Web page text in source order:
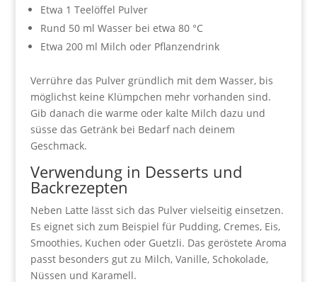
Etwa 1 Teelöffel Pulver
Rund 50 ml Wasser bei etwa 80 °C
Etwa 200 ml Milch oder Pflanzendrink
Verrühre das Pulver gründlich mit dem Wasser, bis
möglichst keine Klümpchen mehr vorhanden sind.
Gib danach die warme oder kalte Milch dazu und
süsse das Getränk bei Bedarf nach deinem
Geschmack.
Verwendung in Desserts und
Backrezepten
Neben Latte lässt sich das Pulver vielseitig einsetzen.
Es eignet sich zum Beispiel für Pudding, Cremes, Eis,
Smoothies, Kuchen oder Guetzli. Das geröstete Aroma
passt besonders gut zu Milch, Vanille, Schokolade,
Nüssen und Karamell.